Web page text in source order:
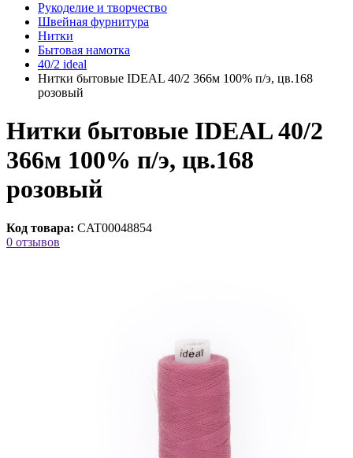
Рукоделие и творчество
Швейная фурнитура
Нитки
Бытовая намотка
40/2 ideal
Нитки бытовые IDEAL 40/2 366м 100% п/э, цв.168
розовый
Нитки бытовые IDEAL 40/2
366м 100% п/э, цв.168
розовый
Код товара: CAT00048854
0 отзывов